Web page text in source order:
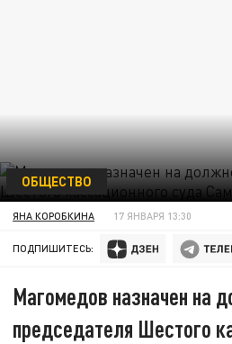
ОБЩЕСТВО
ЯНА КОРОБКИНА 17 ЯНВАРЯ 13:30
ПОДПИШИТЕСЬ:
Магомедов назначен на
председателя Шестого